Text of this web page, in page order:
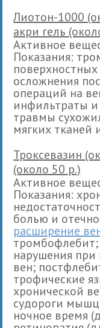
Лиотон-1000
акри гель
Активное
Показания:
осложнения
операций на
инфильтраты и
травмы
мягких тканей
Троксевазин
(около 50 р.)
Активное
Показания:
болью и
расширение
тромбофлебит;
нарушения
вен;
трофические
хронической
судороги
ночное время